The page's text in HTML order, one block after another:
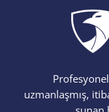
uzmanlaşmış,